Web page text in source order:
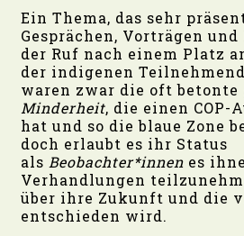
Ein Thema, das sehr
Gesprächen, Vorträgen und
der Ruf nach einem Platz
der indigenen
waren zwar die oft betonte
Minderheit, die einen COP-
hat und so die blaue Zone
doch erlaubt es ihr Status
alsBeobachter*innen es
Verhandlungen
über ihre Zukunft und die
entschieden wird.